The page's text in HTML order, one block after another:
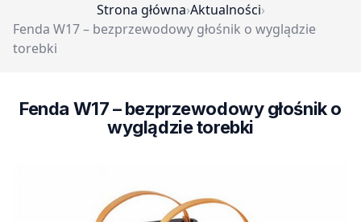
Strona główna›Aktualności›
Fenda W17 – bezprzewodowy głośnik o wyglądzie
torebki
Fenda W17 – bezprzewodowy głośnik o
wyglądzie torebki